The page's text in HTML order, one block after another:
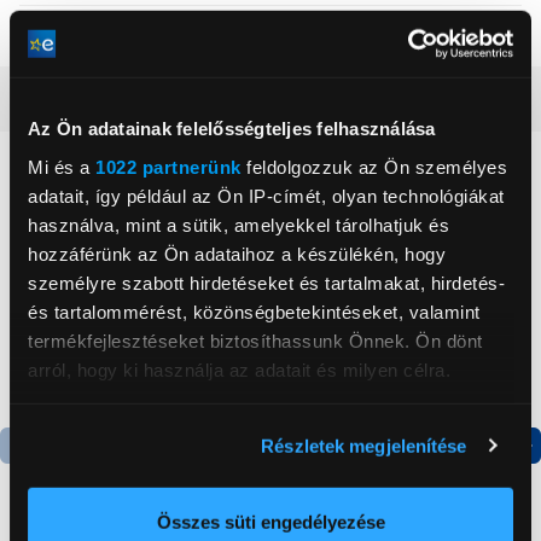
Az Ön adatainak felelősségteljes felhasználása
Mi és a 1022 partnerünk feldolgozzuk az Ön személyes
adatait, így például az Ön IP-címét, olyan technológiákat
használva, mint a sütik, amelyekkel tárolhatjuk és
hozzáférünk az Ön adataihoz a készülékén, hogy
személyre szabott hirdetéseket és tartalmakat, hirdetés-
és tartalommérést, közönségbetekintéseket, valamint
termékfejlesztéseket biztosíthassunk Önnek. Ön dönt
arról, hogy ki használja az adatait és milyen célra.
elhelyezkedéséről pár méteres pontossággal
Az Ön készülékén beazonosítása annak konkrét
Részletek megjelenítése
Összes süti engedélyezése
Szín
Neked ajánljuk